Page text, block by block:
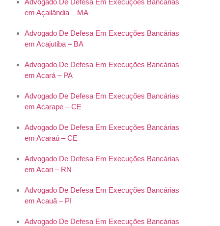
em Açailândia – MA
Advogado De Defesa Em Execuções Bancárias
em Acajutiba – BA
Advogado De Defesa Em Execuções Bancárias
em Acará – PA
Advogado De Defesa Em Execuções Bancárias
em Acarape – CE
Advogado De Defesa Em Execuções Bancárias
em Acaraú – CE
Advogado De Defesa Em Execuções Bancárias
em Acari – RN
Advogado De Defesa Em Execuções Bancárias
em Acauã – PI
Advogado De Defesa Em Execuções Bancárias